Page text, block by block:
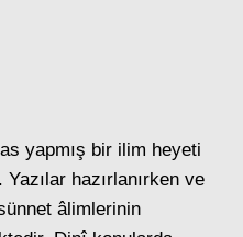
yapmış bir ilim heyeti
Yazılar hazırlanırken ve
âlimlerinin